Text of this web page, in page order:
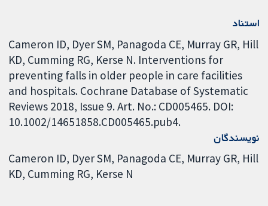
استناد
Cameron ID, Dyer SM, Panagoda CE, Murray GR, Hill
KD, Cumming RG, Kerse N. Interventions for
preventing falls in older people in care facilities
and hospitals. Cochrane Database of Systematic
Reviews 2018, Issue 9. Art. No.: CD005465. DOI:
10.1002/14651858.CD005465.pub4.
نویسندگان
Cameron ID Dyer SM Panagoda CE Murray GR Hill
KD Cumming RG Kerse N